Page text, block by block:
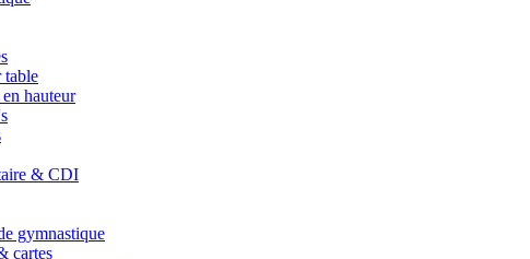
table
hauteur
& CDI
gymnastique
cartes